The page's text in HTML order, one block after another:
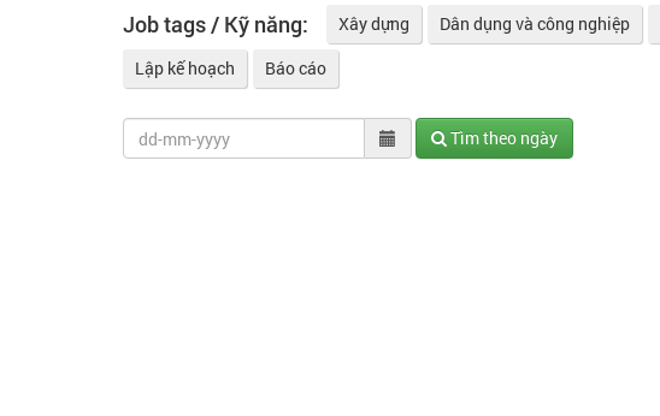
Job tags / Kỹ năng: Xây dựng Dân dụng và công nghiệp
Lập kế hoạch
Báo cáo
Tìm theo ngày